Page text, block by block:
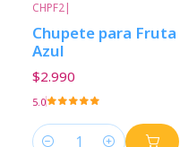
CHPF2|
Chupete para Fruta
Azul
$2.990
5.0